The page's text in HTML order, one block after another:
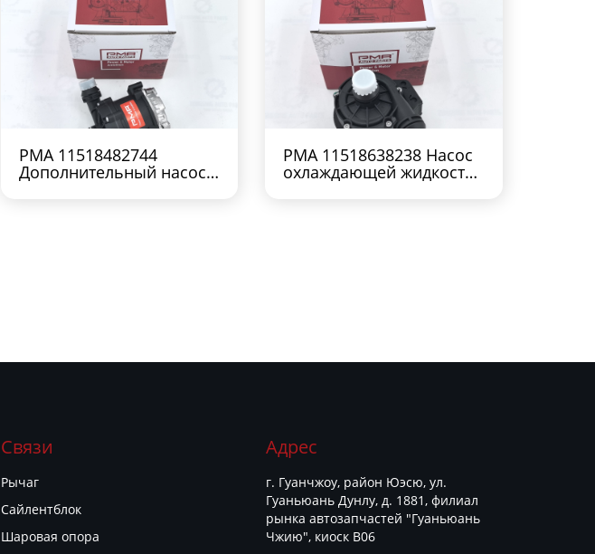
PMA 11518482744
Дополнительный насос
PMA 11518638238 Насос
охлаждающей жидкости
Связи
Рычаг
Сайлентблок
Шаровая опора
Адрес
г. Гуанчжоу, район Юэсю, ул.
Гуаньюань Дунлу, д. 1881, филиал
рынка автозапчастей "Гуаньюань
Чжию", киоск B06